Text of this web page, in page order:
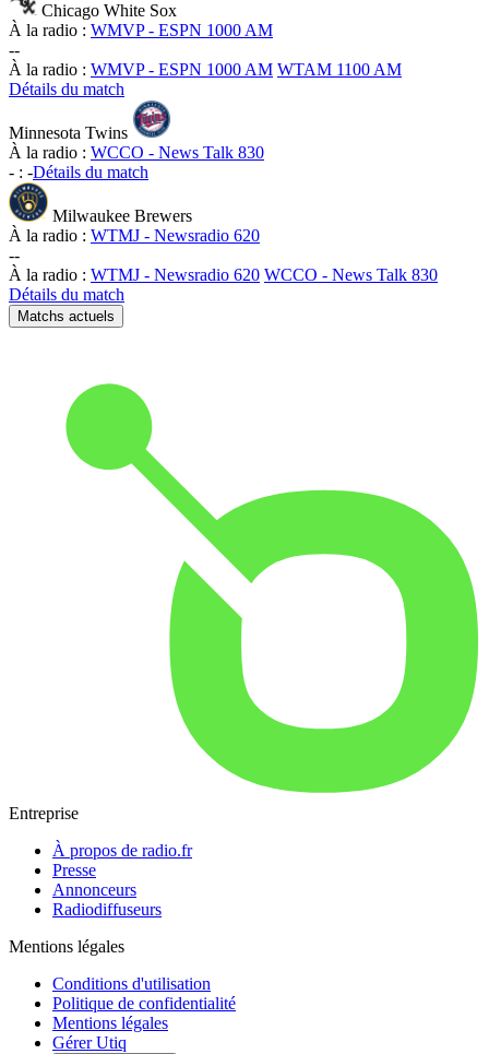
Chicago White Sox
À la radio : WMVP - ESPN 1000 AM
--
À la radio : WMVP - ESPN 1000 AM WTAM 1100 AM
Détails du match
Minnesota Twins
À la radio : WCCO - News Talk 830
- : -Détails du match
Milwaukee Brewers
À la radio : WTMJ - Newsradio 620
--
À la radio : WTMJ - Newsradio 620 WCCO - News Talk 830
Détails du match
Matchs actuels
Entreprise
À propos de radio.fr
Presse
Annonceurs
Radiodiffuseurs
Mentions légales
Conditions d'utilisation
Politique de confidentialité
Mentions légales
Gérer Utiq